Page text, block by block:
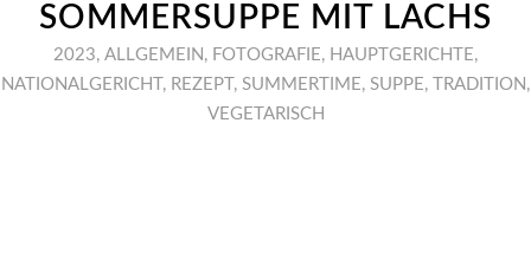
SOMMERSUPPE MIT LACHS
2023, ALLGEMEIN , FOTOGRAFIE, HAUPTGERICHTE,
NATIONALGERICHT, REZEPT, SUMMERTIME, SUPPE, TRADITION ,
VEGETARISCH